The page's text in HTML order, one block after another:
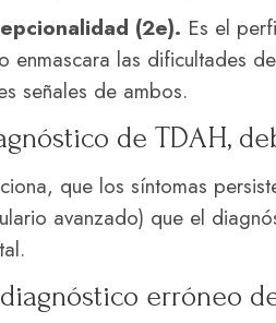
(2e). Es el
las dificultades
señales de ambos.
de TDAH,
que los síntomas
avanzado) que el
erróneo